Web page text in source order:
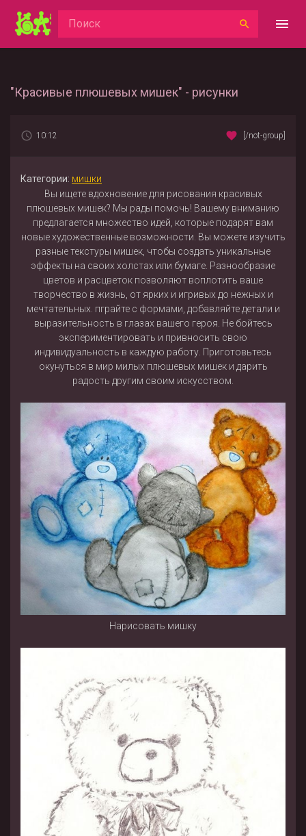
"Красивые плюшевых мишек" - рисунки
10:12 [/not-group]
Категории: мишки
Вы ищете вдохновение для рисования красивых
плюшевых мишек? Мы рады помочь! Вашему вниманию
предлагается множество идей, которые подарят вам
новые художественные возможности. Вы можете изучить
разные текстуры мишек, чтобы создать уникальные
эффекты на своих холстах или бумаге. Разнообразие
цветов и расцветок позволяют воплотить ваше
творчество в жизнь, от ярких и игривых до нежных и
мечтательных. пграйте с формами, добавляйте детали и
выразительность в глазах вашего героя. Не бойтесь
экспериментировать и привносить свою
индивидуальность в каждую работу. Приготовьтесь
окунуться в мир милых плюшевых мишек и дарить
радость другим своим искусством.
Нарисовать мишку